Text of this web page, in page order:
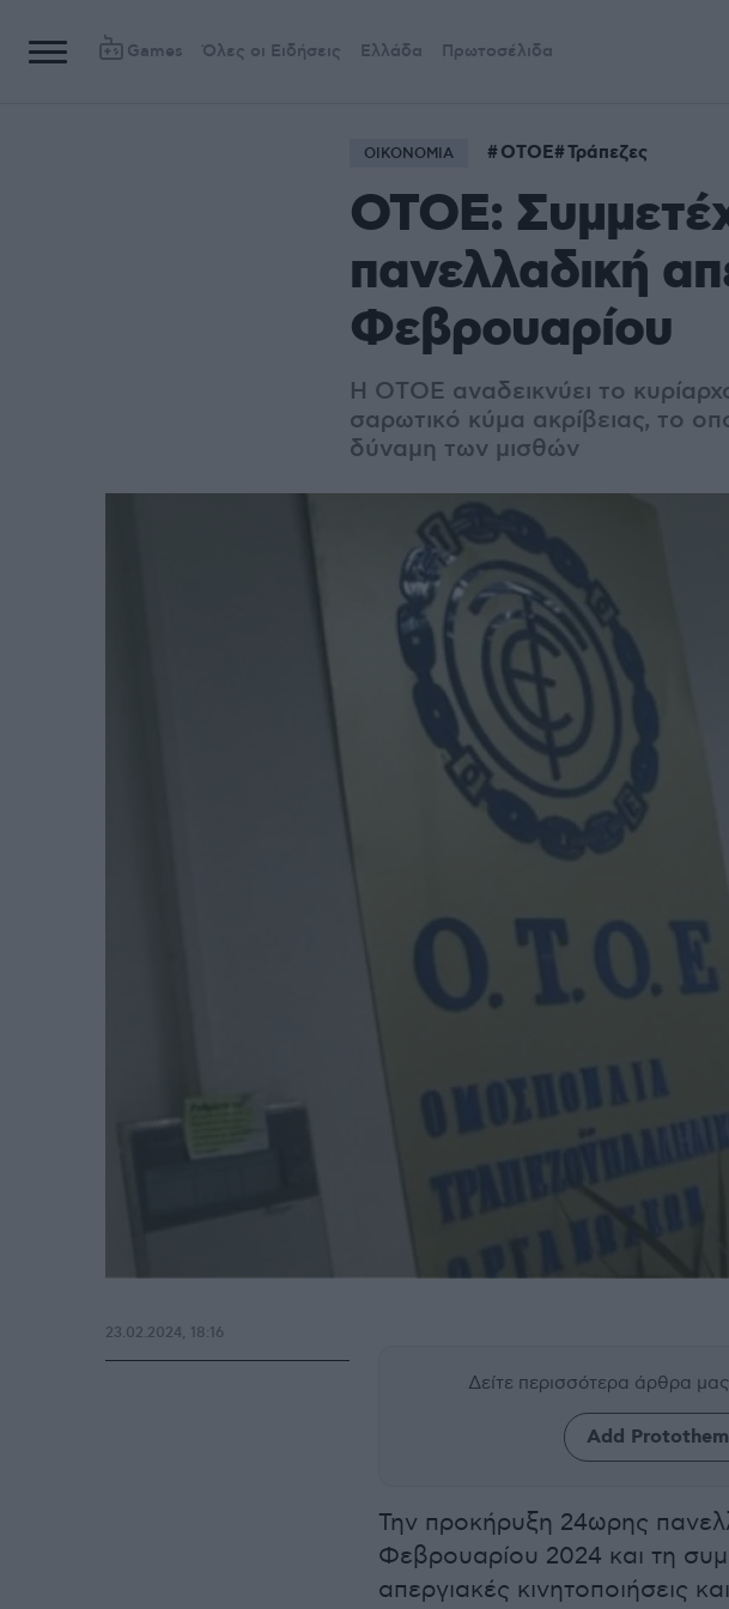
Games Όλες οι Ειδήσεις Ελλάδα Πρωτοσέλιδα
ΟΙΚΟΝΟΜΙΑ ΟΤΟΕ Τράπεζες
ΟΤΟΕ:
πανελλαδική
Φεβρουαρίου
Η ΟΤΟΕ αναδεικνύει το
σαρωτικό κύμα ακρίβειας, το
δύναμη των μισθών
Δείτε περισσότερα άρθρα μας
Add
Την προκήρυξη 24ωρης
Φεβρουαρίου 2024 και τη
απεργιακές κινητοποιήσεις
23.02.2024, 18:16